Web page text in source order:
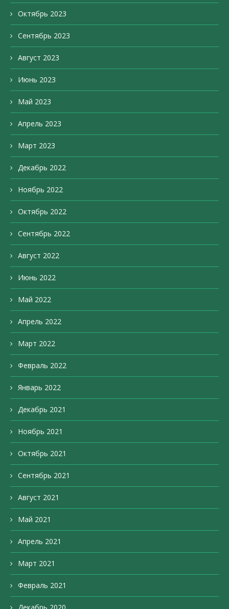
Октябрь 2023
Сентябрь 2023
Август 2023
Июнь 2023
Май 2023
Апрель 2023
Март 2023
Декабрь 2022
Ноябрь 2022
Октябрь 2022
Сентябрь 2022
Август 2022
Июнь 2022
Май 2022
Апрель 2022
Март 2022
Февраль 2022
Январь 2022
Декабрь 2021
Ноябрь 2021
Октябрь 2021
Сентябрь 2021
Август 2021
Май 2021
Апрель 2021
Март 2021
Февраль 2021